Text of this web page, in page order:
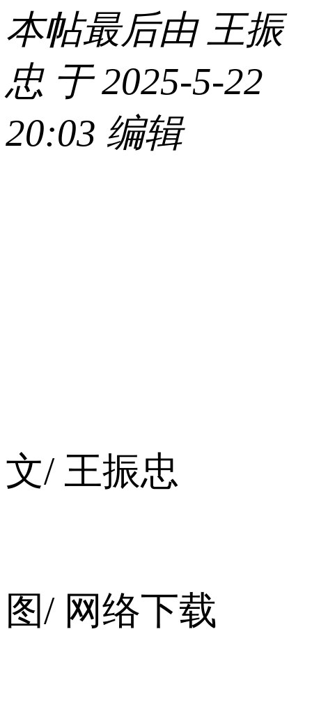
本帖最后由 王振
忠 于 2025-5-22
20:03 编辑
文/ 王振忠
图/ 网络下载